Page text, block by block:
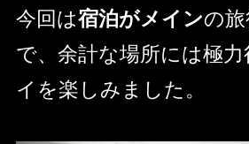
今回は宿泊がメインの
で、余計な場所には極
イを楽しみました。